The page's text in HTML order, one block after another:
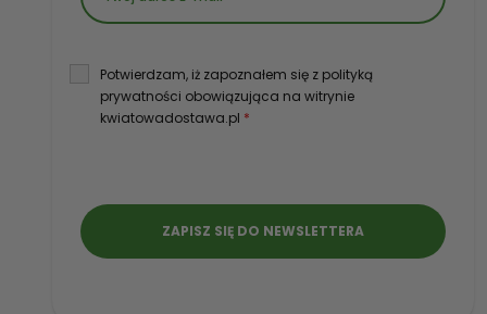
Potwierdzam, iż zapoznałem się z polityką
prywatności obowiązująca na witrynie
kwiatowadostawa.pl *